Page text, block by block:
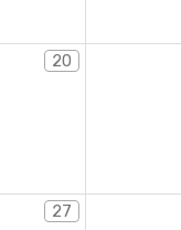
20
27